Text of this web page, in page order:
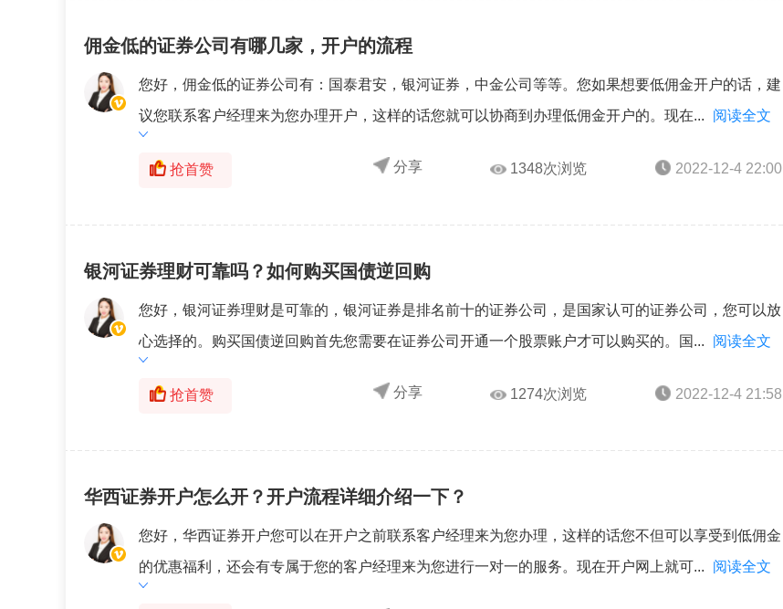
佣金低的证券公司有哪几家，开户的流程
您好，佣金低的证券公司有：国泰君安，银河证券，中金公司等等。您如果想要低佣金开户的话，建
议您联系客户经理来为您办理开户，这样的话您就可以协商到办理低佣金开户的。现在...
阅读全文
抢首赞 分享 1348次浏览 2022-12-4 22:00
银河证券理财可靠吗？如何购买国债逆回购
您好，银河证券理财是可靠的，银河证券是排名前十的证券公司，是国家认可的证券公司，您可以放
心选择的。购买国债逆回购首先您需要在证券公司开通一个股票账户才可以购买的。国...
阅读全文
抢首赞 分享 1274次浏览 2022-12-4 21:58
华西证券开户怎么开？开户流程详细介绍一下？
您好，华西证券开户您可以在开户之前联系客户经理来为您办理，这样的话您不但可以享受到低佣金
的优惠福利，还会有专属于您的客户经理来为您进行一对一的服务。现在开户网上就可...
阅读全文